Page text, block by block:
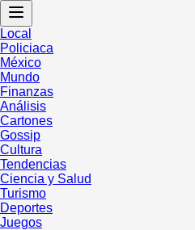
Local
Policiaca
México
Mundo
Finanzas
Análisis
Cartones
Gossip
Cultura
Tendencias
Ciencia y Salud
Turismo
Deportes
Juegos